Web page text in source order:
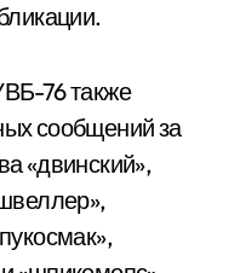
76 также
сообщений за
«двинский»,